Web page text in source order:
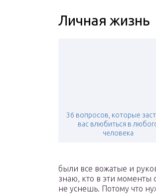
Личная жизнь
36 вопросов, которые
вас влюбиться в
человека
были все вожатые и
знаю, кто в эти моменты
не уснешь. Потому что